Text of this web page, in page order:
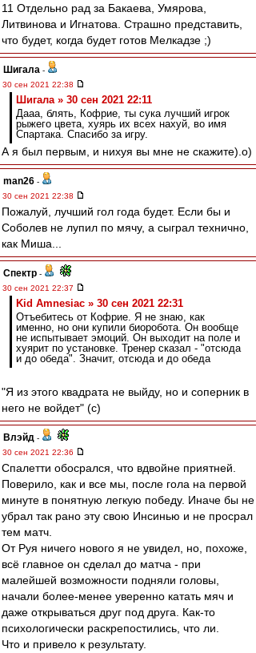
11 Отдельно рад за Бакаева, Умярова,
Литвинова и Игнатова. Страшно представить,
что будет, когда будет готов Мелкадзе ;)
Шигала -
30 сен 2021 22:38
Шигала » 30 сен 2021 22:11
Дааа, блять, Кофрие, ты сука лучший игрок
рыжего цвета, хуярь их всех нахуй, во имя
Спартака. Спасибо за игру.
А я был первым, и нихуя вы мне не скажите).о)
man26 -
30 сен 2021 22:38
Пожалуй, лучший гол года будет. Если бы и
Соболев не лупил по мячу, а сыграл технично,
как Миша...
Спектр -
30 сен 2021 22:37
Kid Amnesiac » 30 сен 2021 22:31
Отъебитесь от Кофрие. Я не знаю, как
именно, но они купили биоробота. Он вообще
не испытывает эмоций. Он выходит на поле и
хуярит по установке. Тренер сказал - "отсюда
и до обеда". Значит, отсюда и до обеда
"Я из этого квадрата не выйду, но и соперник в
него не войдет" (с)
Влэйд -
30 сен 2021 22:36
Спалетти обосрался, что вдвойне приятней.
Поверило, как и все мы, после гола на первой
минуте в понятную легкую победу. Иначе бы не
убрал так рано эту свою Инсинью и не просрал
тем матч.
От Руя ничего нового я не увидел, но, похоже,
всё главное он сделал до матча - при
малейшей возможности подняли головы,
начали более-менее уверенно катать мяч и
даже открываться друг под друга. Как-то
психологически раскрепостились, что ли.
Что и привело к результату.